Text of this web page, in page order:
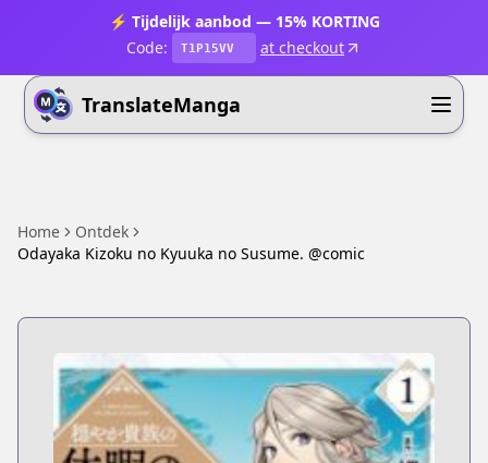
⚡ Tijdelijk aanbod — 15% KORTING
Code:
T1P15VV at checkout
TranslateManga
Home
Ontdek
Odayaka Kizoku no Kyuuka no Susume. @comic